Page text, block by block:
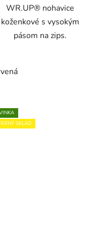
zelené
WR.UP® nohavice
koženkové s vysokým
pásom na zips.
SKLAD